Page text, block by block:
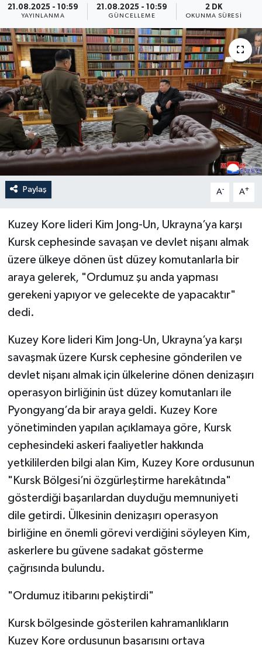
21.08.2025 - 10:59
YAYINLANMA
21.08.2025 - 10:59
GÜNCELLEME
2 DK
OKUNMA SÜRESI
Paylaş A- A+
Kuzey Kore lideri Kim Jong-Un, Ukrayna’ya karşı
Kursk cephesinde savaşan ve devlet nişanı almak
üzere ülkeye dönen üst düzey komutanlarla bir
araya gelerek, "Ordumuz şu anda yapması
gerekeni yapıyor ve gelecekte de yapacaktır"
dedi.
Kuzey Kore lideri Kim Jong-Un, Ukrayna’ya karşı
savaşmak üzere Kursk cephesine gönderilen ve
devlet nişanı almak için ülkelerine dönen denizaşırı
operasyon birliğinin üst düzey komutanları ile
Pyongyang’da bir araya geldi. Kuzey Kore
yönetiminden yapılan açıklamaya göre, Kursk
cephesindeki askeri faaliyetler hakkında
yetkililerden bilgi alan Kim, Kuzey Kore ordusunun
"Kursk Bölgesi’ni özgürleştirme harekâtında"
gösterdiği başarılardan duyduğu memnuniyeti
dile getirdi. Ülkesinin denizaşırı operasyon
birliğine en önemli görevi verdiğini söyleyen Kim,
askerlere bu güvene sadakat gösterme
çağrısında bulundu.
"Ordumuz itibarını pekiştirdi"
Kursk bölgesinde gösterilen kahramanlıkların
Kuzey Kore ordusunun başarısını ortaya
SAĞLIK
SİYASET
GÜNCEL
SPOR
YAŞAM
Yerel